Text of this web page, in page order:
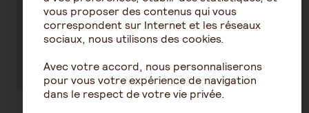
montant de
ma retraite
la retraite de
base ?
vous proposer des contenus qui vous
correspondent sur Internet et les réseaux
sociaux, nous utilisons des cookies.
Avec votre accord, nous personnaliserons
pour vous votre expérience de navigation
dans le respect de votre vie privée.